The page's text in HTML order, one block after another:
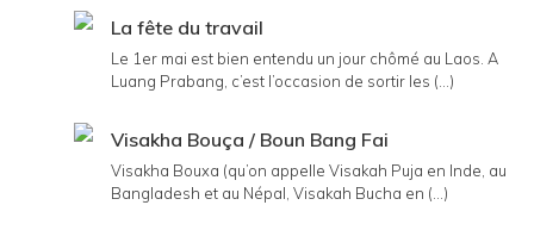
La fête du travail
Le 1er mai est bien entendu un jour chômé au Laos. A
Luang Prabang, c’est l’occasion de sortir les (...)
Visakha Bouça / Boun Bang Fai
Visakha Bouxa (qu’on appelle Visakah Puja en Inde, au
Bangladesh et au Népal, Visakah Bucha en (...)